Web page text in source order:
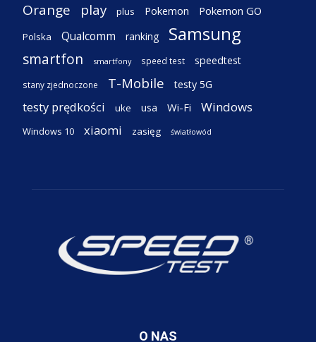
Orange play plus Pokemon Pokemon GO
Polska Qualcomm ranking Samsung
smartfon smartfony speed test speedtest
stany zjednoczone T-Mobile testy 5G
testy prędkości uke usa Wi-Fi Windows
Windows 10 xiaomi zasięg światłowód
O NAS